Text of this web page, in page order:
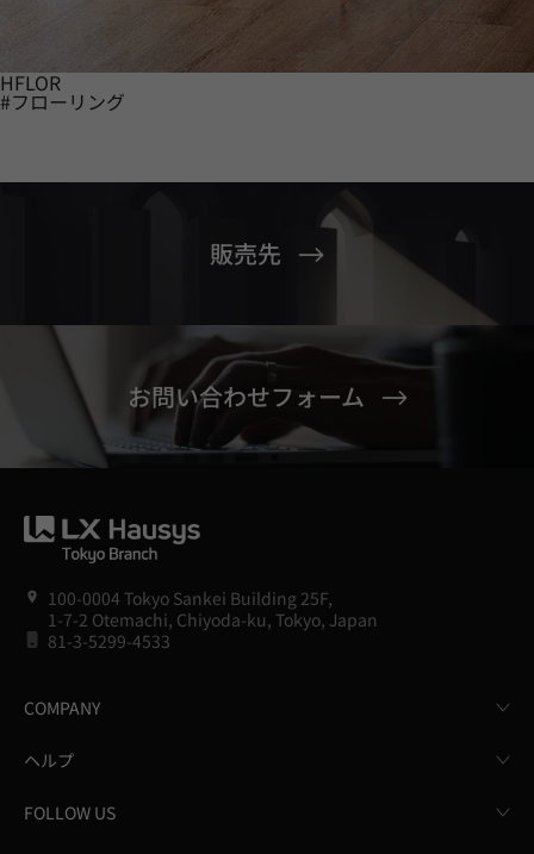
HFLOR
#フローリング
販売先
お問い合わせフォーム
100-0004 Tokyo Sankei Building 25F,
1-7-2 Otemachi, Chiyoda-ku, Tokyo, Japan
81-3-5299-4533
COMPANY
ヘルプ
FOLLOW US